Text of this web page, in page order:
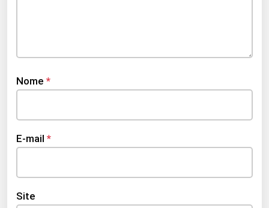
Nome *
E-mail *
Site